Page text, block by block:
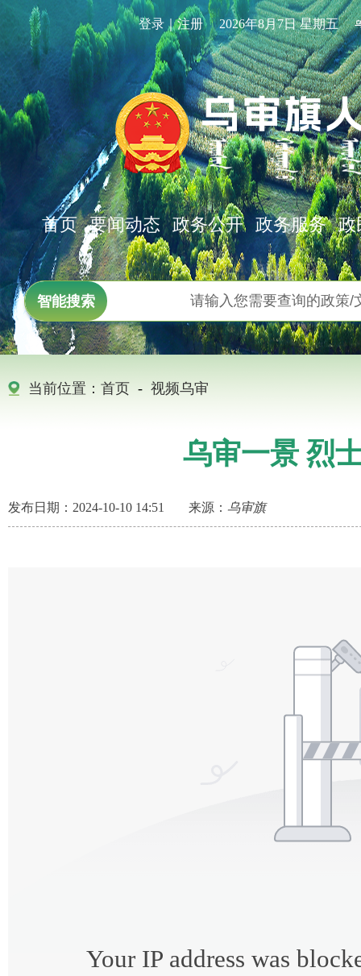
登录｜注册 2026年8月7日 星期五
首页 要闻动态 政务公开 政务服务 政
智能搜索
当前位置： 首页 - 视频乌审
乌审一景 烈
发布日期：2024-10-10 14:51 来源： 乌审旗